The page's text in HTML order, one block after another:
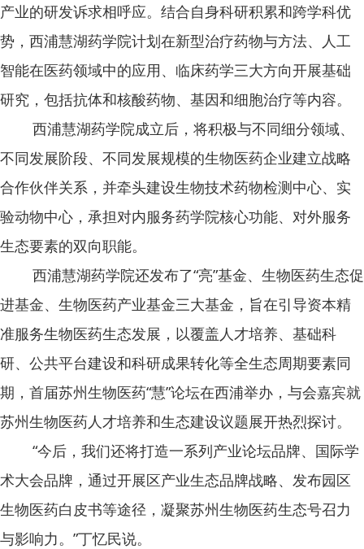
产业的研发诉求相呼应。结合自身科研积累和跨学科优
势，西浦慧湖药学院计划在新型治疗药物与方法、人工
智能在医药领域中的应用、临床药学三大方向开展基础
研究，包括抗体和核酸药物、基因和细胞治疗等内容。
西浦慧湖药学院成立后，将积极与不同细分领域、
不同发展阶段、不同发展规模的生物医药企业建立战略
合作伙伴关系，并牵头建设生物技术药物检测中心、实
验动物中心，承担对内服务药学院核心功能、对外服务
生态要素的双向职能。
西浦慧湖药学院还发布了“亮”基金、生物医药生态促
进基金、生物医药产业基金三大基金，旨在引导资本精
准服务生物医药生态发展，以覆盖人才培养、基础科
研、公共平台建设和科研成果转化等全生态周期要素同
期，首届苏州生物医药“慧”论坛在西浦举办，与会嘉宾就
苏州生物医药人才培养和生态建设议题展开热烈探讨。
“今后，我们还将打造一系列产业论坛品牌、国际学
术大会品牌，通过开展区产业生态品牌战略、发布园区
生物医药白皮书等途径，凝聚苏州生物医药生态号召力
与影响力。”丁忆民说。